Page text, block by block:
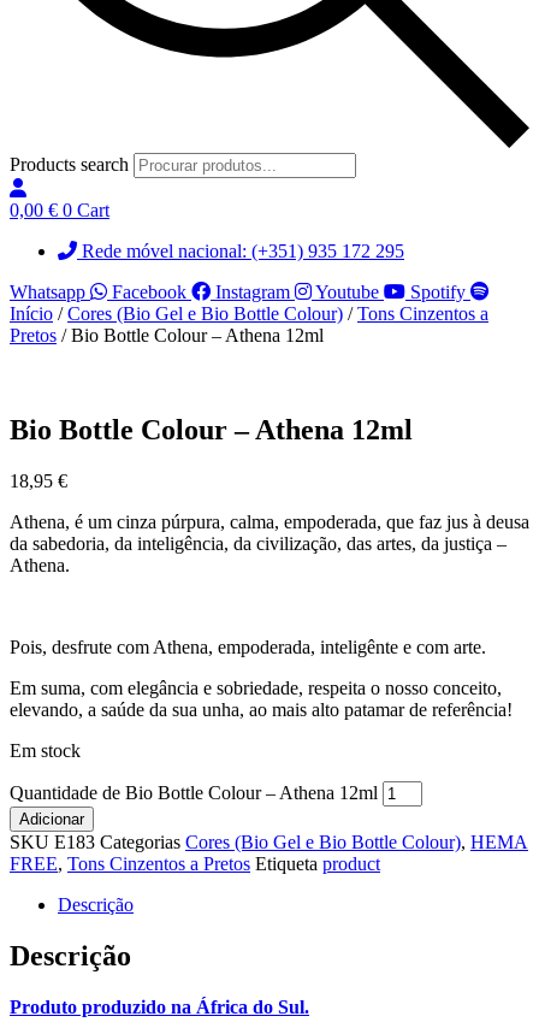
Products search
0,00 € 0 Cart
Rede móvel nacional: (+351) 935 172 295
Whatsapp
Facebook Instagram Youtube
Spotify
Início /Cores (Bio Gel e Bio Bottle Colour) /Tons Cinzentos a
Pretos / Bio Bottle Colour – Athena 12ml
Bio Bottle Colour – Athena 12ml
18,95 €
Athena, é um cinza púrpura, calma, empoderada, que faz jus à deusa
da sabedoria, da inteligência, da civilização, das artes, da justiça –
Athena.
Pois, desfrute com Athena, empoderada, inteligênte e com arte.
Em suma, com elegância e sobriedade, respeita o nosso conceito,
elevando, a saúde da sua unha, ao mais alto patamar de referência!
Em stock
Quantidade de Bio Bottle Colour – Athena 12ml
Adicionar
SKU E183 Categorias Cores (Bio Gel e Bio Bottle Colour), HEMA
FREE, Tons Cinzentos a Pretos Etiqueta product
Descrição
Descrição
Produto produzido na África do Sul.